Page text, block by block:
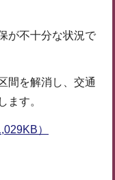
が不十分な状況で
間を解消し、交通
ます。
）